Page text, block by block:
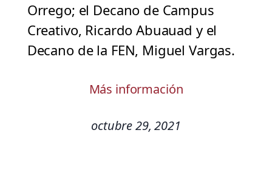
Orrego; el Decano de Campus
Creativo, Ricardo Abuauad y el
Decano de la FEN, Miguel Vargas.
Más información
octubre 29, 2021